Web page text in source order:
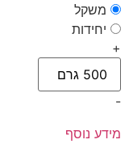
משקל
יחידות
+
-
מידע נוסף